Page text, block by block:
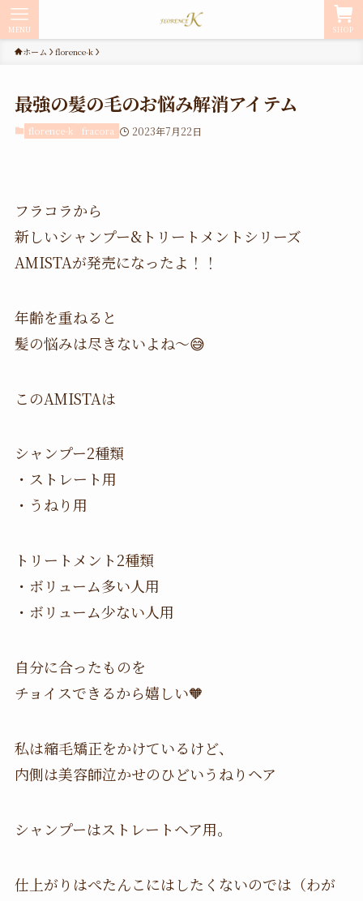
SHOP
MENU
ホーム florence-k
最強の髪の毛のお悩み解消アイテム
florence-k fracora 2023年7月22日
フラコラから
新しいシャンプー&トリートメントシリーズ
AMISTAが発売になったよ！！
年齢を重ねると
髪の悩みは尽きないよね〜😅
このAMISTAは
シャンプー2種類
・ストレート用
・うねり用
トリートメント2種類
・ボリューム多い人用
・ボリューム少ない人用
自分に合ったものを
チョイスできるから嬉しい🧡
私は縮毛矯正をかけているけど、
内側は美容師泣かせのひどいうねりヘア
シャンプーはストレートヘア用。
仕上がりはぺたんこにはしたくないのでは（わが